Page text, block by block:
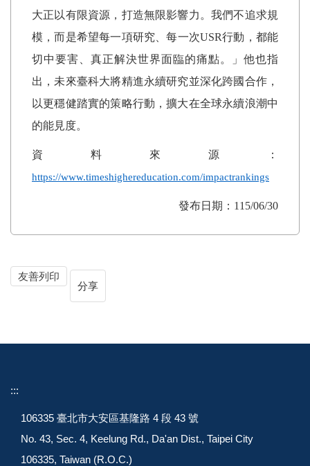
大正以有限資源，打造無限影響力。我們不追求規
模，而是希望每一項研究、每一次USR行動，都能
切中要害、真正解決世界面臨的痛點。」他也指
出，未來臺科大將精進永續研究並深化跨國合作，
以更穩健踏實的策略行動，擴大在全球永續浪潮中
的能見度。
資料來源：
https://www.timeshighereducation.com/impactrankings
發布日期：115/06/30
友善列印
分享
:::
106335 臺北市大安區基隆路 4 段 43 號
No. 43, Sec. 4, Keelung Rd., Da'an Dist., Taipei City
106335, Taiwan (R.O.C.)